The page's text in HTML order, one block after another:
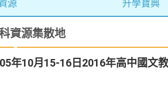
源 升學寶典
資源集散地
年10月15-16日2016年高中國文